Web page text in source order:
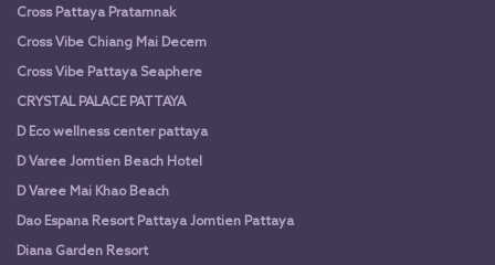
Cross Pattaya Pratamnak
Cross Vibe Chiang Mai Decem
Cross Vibe Pattaya Seaphere
CRYSTAL PALACE PATTAYA
D Eco wellness center pattaya
D Varee Jomtien Beach Hotel
D Varee Mai Khao Beach
Dao Espana Resort Pattaya Jomtien Pattaya
Diana Garden Resort